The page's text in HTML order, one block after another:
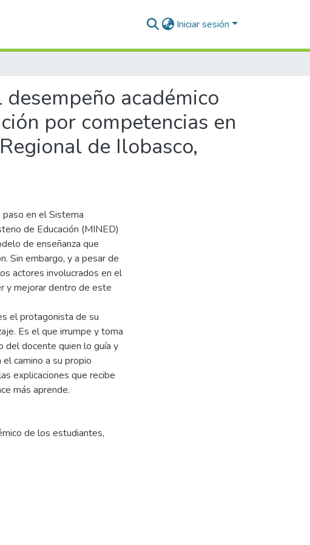
Iniciar sesión
académico
por competencias en
de Ilobasco,
en el Sistema
de Educación (MINED)
de enseñanza que
Sin embargo, y a pesar de
actores involucrados en el
y mejorar dentro de este
el protagonista de su
Es el que irrumpe y toma
del docente quien lo guía y
camino a su propio
explicaciones que recibe
más aprende.
de los estudiantes,